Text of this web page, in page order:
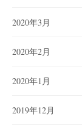
2020年3月
2020年2月
2020年1月
2019年12月